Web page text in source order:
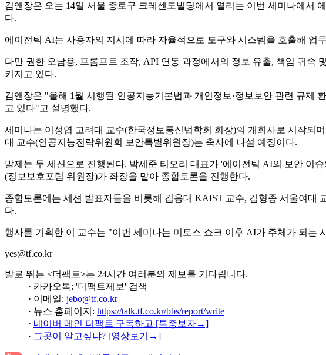
김앤장은 오는 14일 서울 종로구 크레센도빌딩에서 열리는 이번 세미나에서
다.
에이전틱 AI는 사용자의 지시에 따라 자율적으로 도구와 시스템을 호출해
다만 권한 오남용, 프롬프트 조작, API 연동 과정에서의 정보 유출, 책임 귀속
커지고 있다.
김앤장은 "올해 1월 시행된 인공지능기본법과 개인정보·정보보안 관련 규제
고 있다"고 설명했다.
세미나는 이성엽 고려대 교수(한국정보통신법학회 회장)의 개회사로 시작되
대 교수(인공지능전략위원회 보안특별위원장)는 축사에 나설 예정이다.
발제는 두 세션으로 진행된다. 박세준 티오리 대표가 '에이전틱 AI의 보안 이
(정보보호포럼 위원장)가 좌장을 맡아 종합토론을 진행한다.
종합토론에는 세션 발표자들을 비롯해 김용대 KAIST 교수, 김형종 서울여대
다.
행사를 기획한 이 교수는 "이번 세미나는 미토스 쇼크 이후 AI가 주체가 되는
yes@tf.co.kr
발로 뛰는 <더팩트>는 24시간 여러분의 제보를 기다립니다.
· 카카오톡: '더팩트제보' 검색
· 이메일: jebo@tf.co.kr
· 뉴스 홈페이지: https://talk.tf.co.kr/bbs/report/write
· 네이버 메인 더팩트 구독하고 [특종보자→]
· 그곳이 알고싶냐? [영상보기→]